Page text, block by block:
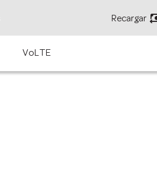
Recargar
VoLTE